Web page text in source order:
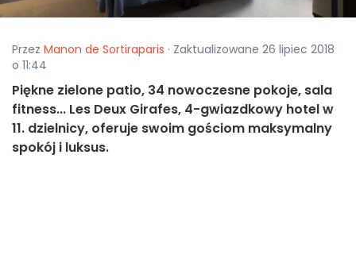
Przez Manon de Sortiraparis · Zaktualizowane 26 lipiec 2018
o 11:44
Piękne zielone patio, 34 nowoczesne pokoje, sala
fitness... Les Deux Girafes, 4-gwiazdkowy hotel w
11. dzielnicy, oferuje swoim gościom maksymalny
spokój i luksus.